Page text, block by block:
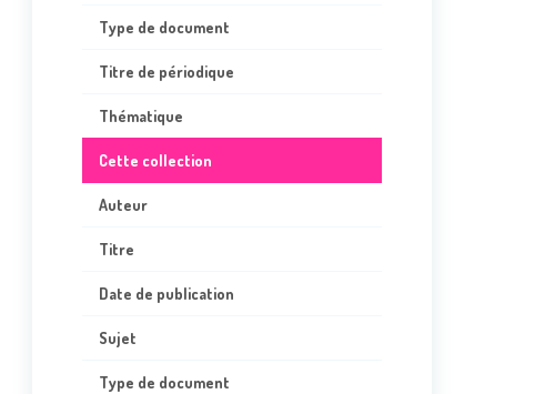
Type de document
Titre de périodique
Thématique
Cette collection
Auteur
Titre
Date de publication
Sujet
Type de document